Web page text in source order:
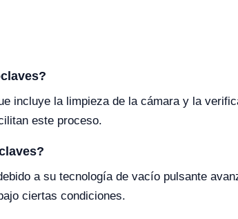
incluye la limpieza de la cámara y la
este proceso.
a su tecnología de vacío pulsante
ciertas condiciones.